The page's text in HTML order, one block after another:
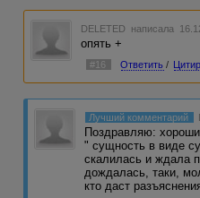
DELETED написала
опять +
#16 Ответить /
Лучший комментарий
Поздравляю:
" сущность в виде
скалилась и ждала
дождалась, таки,
кто даст